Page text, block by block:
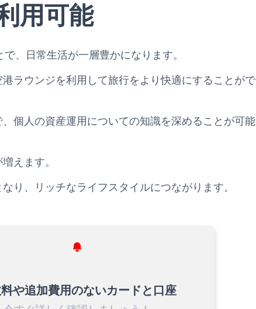
用可能
、日常生活が一層豊かになります。
ラウンジを利用して旅行をより快適にすることがで
個人の資産運用についての知識を深めることが可能
えます。
り、リッチなライフスタイルにつながります。
や追加費用のないカードと口座